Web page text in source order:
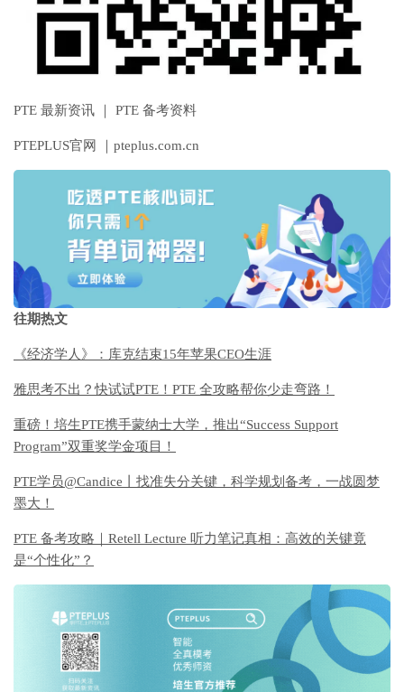
PTE 最新资讯 ｜ PTE 备考资料
PTEPLUS官网 ｜pteplus.com.cn
往期热文
《经济学人》：库克结束15年苹果CEO生涯
雅思考不出？快试试PTE！PTE 全攻略帮你少走弯路！
重磅！培生PTE携手蒙纳士大学，推出“Success Support
Program”双重奖学金项目！
PTE学员@Candice丨找准失分关键，科学规划备考，一战圆梦
墨大！
PTE 备考攻略｜Retell Lecture 听力笔记真相：高效的关键竟
是“个性化”？